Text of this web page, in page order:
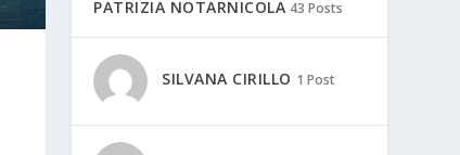
PATRIZIA NOTARNICOLA 43 Posts
SILVANA CIRILLO 1 Post